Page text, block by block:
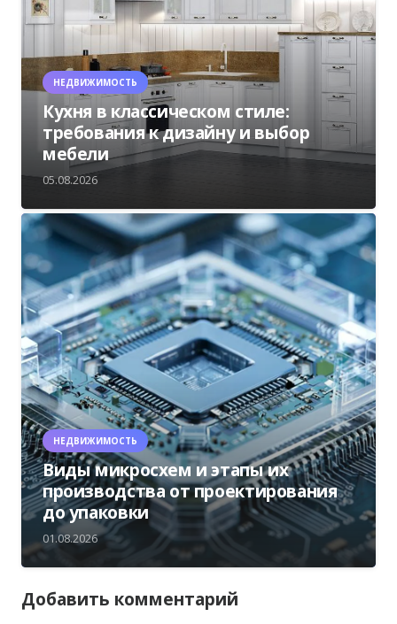
НЕДВИЖИМОСТЬ
Кухня в классическом стиле:
требования к дизайну и выбор
мебели
05.08.2026
НЕДВИЖИМОСТЬ
Виды микросхем и этапы их
производства от проектирования
до упаковки
01.08.2026
Добавить комментарий